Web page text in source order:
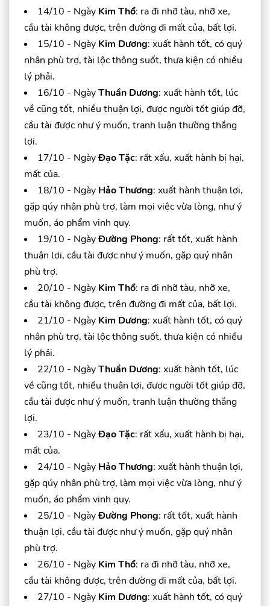
14/10 - Ngày Kim Thổ: ra đi nhỡ tàu, nhỡ xe,
cầu tài không được, trên đường đi mất của, bất lợi.
15/10 - Ngày Kim Dương: xuất hành tốt, có quý
nhân phù trợ, tài lộc thông suốt, thưa kiện có nhiều
lý phải.
16/10 - NgàyThuần Dương: xuất hành tốt, lúc
về cũng tốt, nhiều thuận lợi, được người tốt giúp đỡ,
cầu tài được như ý muốn, tranh luận thường thắng
lợi.
17/10 - NgàyĐạo Tặc: rất xấu, xuất hành bị hại,
mất của.
18/10 - Ngày Hảo Thương: xuất hành thuận lợi,
gặp qúy nhân phù trợ, làm mọi việc vừa lòng, như ý
muốn, áo phẩm vinh quy.
19/10 - NgàyĐường Phong: rất tốt, xuất hành
thuận lợi, cầu tài được như ý muốn, gặp quý nhân
phù trợ.
20/10 - Ngày Kim Thổ: ra đi nhỡ tàu, nhỡ xe,
cầu tài không được, trên đường đi mất của, bất lợi.
21/10 - Ngày Kim Dương: xuất hành tốt, có quý
nhân phù trợ, tài lộc thông suốt, thưa kiện có nhiều
lý phải.
22/10 - NgàyThuần Dương: xuất hành tốt, lúc
về cũng tốt, nhiều thuận lợi, được người tốt giúp đỡ,
cầu tài được như ý muốn, tranh luận thường thắng
lợi.
23/10 - NgàyĐạo Tặc: rất xấu, xuất hành bị hại,
mất của.
24/10 - Ngày Hảo Thương: xuất hành thuận lợi,
gặp qúy nhân phù trợ, làm mọi việc vừa lòng, như ý
muốn, áo phẩm vinh quy.
25/10 - NgàyĐường Phong: rất tốt, xuất hành
thuận lợi, cầu tài được như ý muốn, gặp quý nhân
phù trợ.
26/10 - Ngày Kim Thổ: ra đi nhỡ tàu, nhỡ xe,
cầu tài không được, trên đường đi mất của, bất lợi.
27/10 - Ngày Kim Dương: xuất hành tốt, có quý